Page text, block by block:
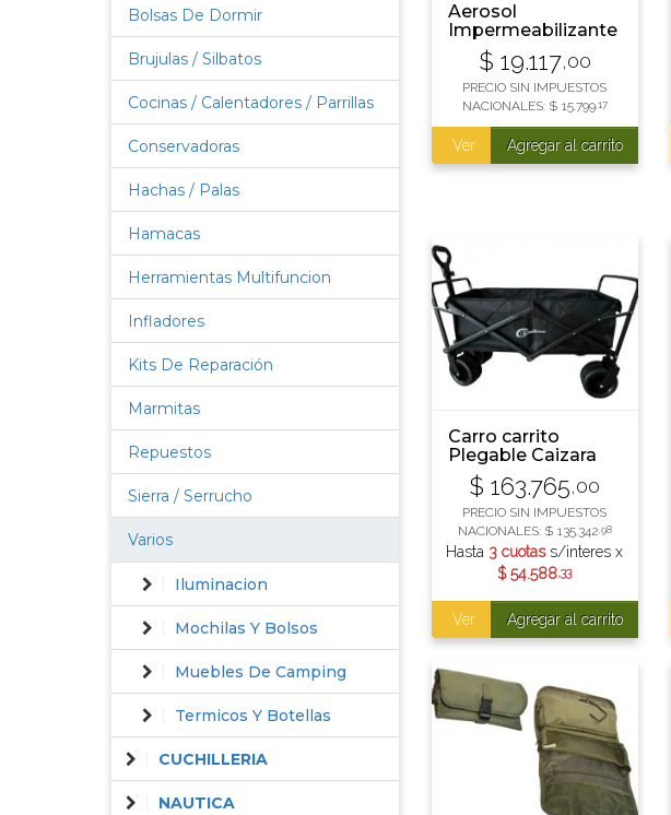
Aerosol
Impermeabilizante
$ 19.117,00
PRECIO SIN IMPUESTOS
NACIONALES: $ 15.799,17
Ver Agregar al carrito
Carro carrito
Plegable Caizara
multiuso Negro
$ 163.765,00
PRECIO SIN IMPUESTOS
NACIONALES: $ 135.342 ,98
Hasta 3 cuotass/interes x
$ 54.588,33
Ver Agregar al carrito
Bolsas De Dormir
Brujulas / Silbatos
Cocinas / Calentadores / Parrillas
Conservadoras
Hachas / Palas
Hamacas
Herramientas Multifuncion
Infladores
Kits De Reparación
Marmitas
Repuestos
Sierra / Serrucho
Varios
Iluminacion
Mochilas Y Bolsos
Muebles De Camping
Termicos Y Botellas
CUCHILLERIA
NAUTICA